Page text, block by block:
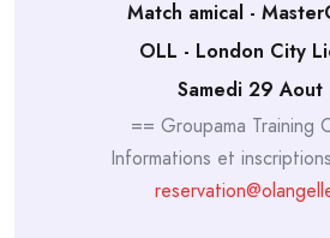
Match amical -
OLL - London City
Samedi 29 Aout
== Groupama Training
Informations et